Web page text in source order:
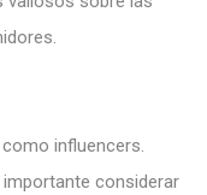
influencers.
considerar